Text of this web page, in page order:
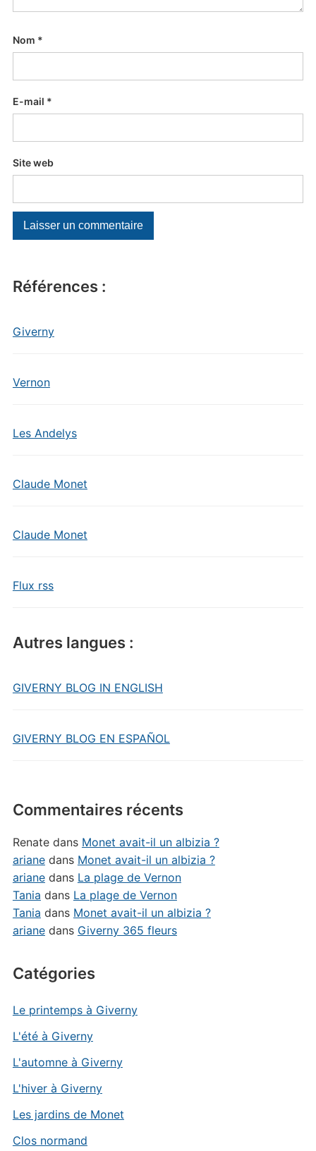
Références :
Giverny
Vernon
Les Andelys
Claude Monet
Claude Monet
Flux rss
Autres langues :
GIVERNY BLOG IN ENGLISH
GIVERNY BLOG EN ESPAÑOL
Nom *
E-mail *
Site web
Commentaires récents
Renatedans Monet avait-il un albizia ?
arianedans Monet avait-il un albizia ?
arianedans La plage de Vernon
Tania dans La plage de Vernon
Tania dans Monet avait-il un albizia ?
arianedans Giverny 365 fleurs
Catégories
Le printemps à Giverny
L'été à Giverny
L'automne à Giverny
L'hiver à Giverny
Les jardins de Monet
Clos normand